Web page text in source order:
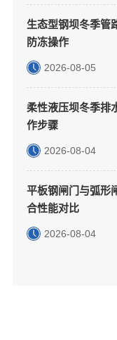
生态型钢坝冬季管
防冻操作
2026-08-05
柔性液压坝冬季排
作步骤
2026-08-04
平板钢闸门与弧形
合性能对比
2026-08-04